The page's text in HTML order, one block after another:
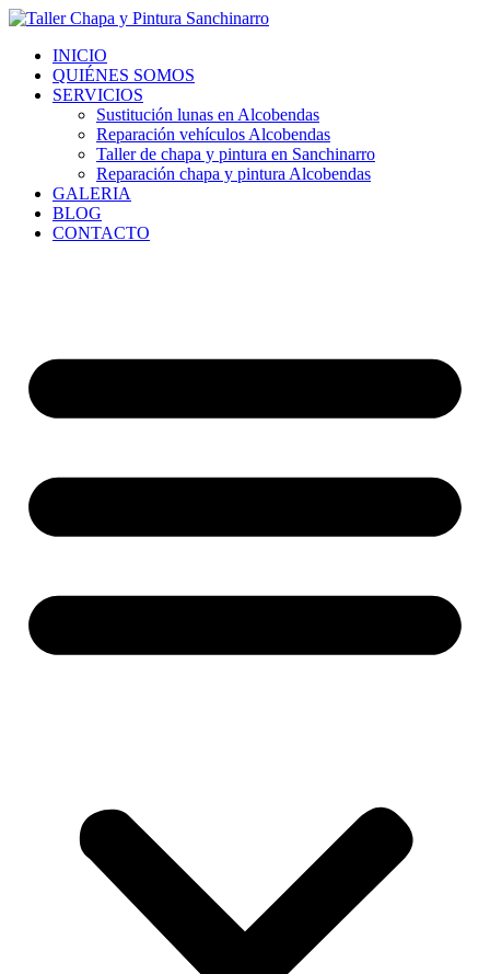
Ir
contenidoINICIO
QUIÉNES SOMOS
SERVICIOS
Sustitución lunas en Alcobendas
Reparación vehículos Alcobendas
Taller de chapa y pintura en Sanchinarro
Reparación chapa y pintura Alcobendas
GALERIA
BLOG
CONTACTO